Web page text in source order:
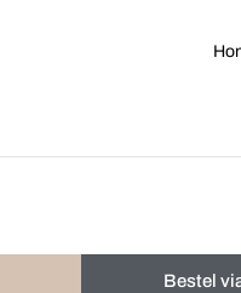
Bestel